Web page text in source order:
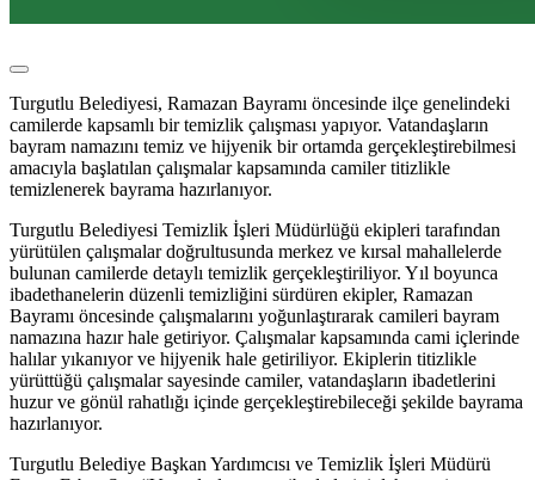
Turgutlu Belediyesi, Ramazan Bayramı öncesinde ilçe genelindeki
camilerde kapsamlı bir temizlik çalışması yapıyor. Vatandaşların
bayram namazını temiz ve hijyenik bir ortamda gerçekleştirebilmesi
amacıyla başlatılan çalışmalar kapsamında camiler titizlikle
temizlenerek bayrama hazırlanıyor.
Turgutlu Belediyesi Temizlik İşleri Müdürlüğü ekipleri tarafından
yürütülen çalışmalar doğrultusunda merkez ve kırsal mahallelerde
bulunan camilerde detaylı temizlik gerçekleştiriliyor. Yıl boyunca
ibadethanelerin düzenli temizliğini sürdüren ekipler, Ramazan
Bayramı öncesinde çalışmalarını yoğunlaştırarak camileri bayram
namazına hazır hale getiriyor. Çalışmalar kapsamında cami içlerinde
halılar yıkanıyor ve hijyenik hale getiriliyor. Ekiplerin titizlikle
yürüttüğü çalışmalar sayesinde camiler, vatandaşların ibadetlerini
huzur ve gönül rahatlığı içinde gerçekleştirebileceği şekilde bayrama
hazırlanıyor.
Turgutlu Belediye Başkan Yardımcısı ve Temizlik İşleri Müdürü